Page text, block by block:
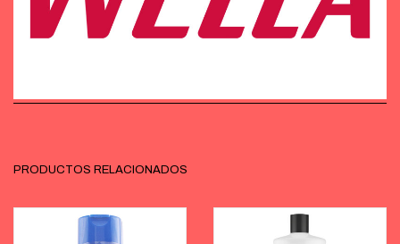
PRODUCTOS RELACIONADOS